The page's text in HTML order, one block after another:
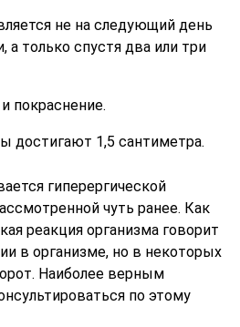
не на следующий день
а только спустя два или три
покраснение.
достигают 1,5 сантиметра.
гиперергической
чуть ранее. Как
реакция организма говорит
в организме, но в некоторых
Наиболее верным
по этому